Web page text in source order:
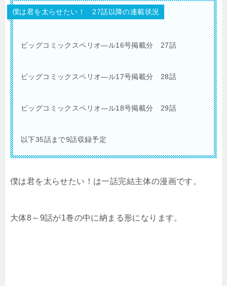
僕は君を太らせたい！ 27話以降の連載状況
ビッグコミックスペリオ―ル16号掲載分 27話
ビッグコミックスペリオ―ル17号掲載分 28話
ビッグコミックスペリオ―ル18号掲載分 29話
以下35話まで9話収録予定
僕は君を太らせたい！は一話完結主体の漫画です。
大体8～9話が1巻の中に納まる形になります。